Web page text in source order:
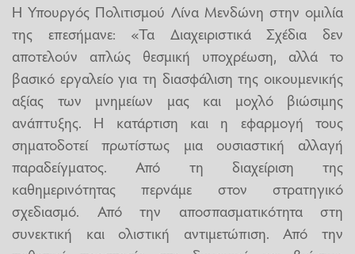
Η Υπουργός Πολιτισμού Λίνα Μενδώνη στην ομιλία
της επεσήμανε: «Τα Διαχειριστικά Σχέδια δεν
αποτελούν απλώς θεσμική υποχρέωση, αλλά το
βασικό εργαλείο για τη διασφάλιση της οικουμενικής
αξίας των μνημείων μας και μοχλό βιώσιμης
ανάπτυξης. Η κατάρτιση και η εφαρμογή τους
σηματοδοτεί πρωτίστως μια ουσιαστική αλλαγή
παραδείγματος. Από τη διαχείριση της
καθημερινότητας περνάμε στον στρατηγικό
σχεδιασμό. Από την αποσπασματικότητα στη
συνεκτική και ολιστική αντιμετώπιση. Από την